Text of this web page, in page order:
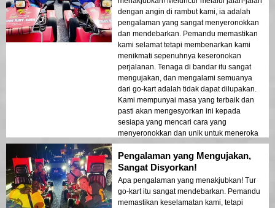
dengan angin di rambut kami, ia adalah
pengalaman yang sangat menyeronokkan
dan mendebarkan. Pemandu memastikan
kami selamat tetapi membenarkan kami
menikmati sepenuhnya keseronokan
perjalanan. Tenaga di bandar itu sangat
mengujakan, dan mengalami semuanya
dari go-kart adalah tidak dapat dilupakan.
Kami mempunyai masa yang terbaik dan
pasti akan mengesyorkan ini kepada
sesiapa yang mencari cara yang
menyeronokkan dan unik untuk meneroka
bandar!
Pengalaman yang Mengujakan,
Sangat Disyorkan!
Apa pengalaman yang menakjubkan! Tur
go-kart itu sangat mendebarkan. Pemandu
memastikan keselamatan kami, tetapi